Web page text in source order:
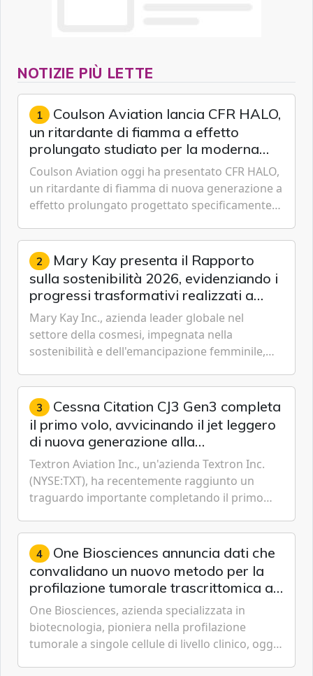
NOTIZIE PIÙ LETTE
1 Coulson Aviation lancia CFR HALO,
un ritardante di fiamma a effetto
prolungato studiato per la moderna
lotta aerea contro gli incendi
Coulson Aviation oggi ha presentato CFR HALO,
un ritardante di fiamma di nuova generazione a
effetto prolungato progettato specificamente
missioni an...
2 Mary Kay presenta il Rapporto
sulla sostenibilità 2026, evidenziando i
progressi trasformativi realizzati a
livello globale nelle sfere sociale,
economica e ambientale
Mary Kay Inc., azienda leader globale nel
settore della cosmesi, impegnata nella
sostenibilità e dell'emancipazione femminile,
sostenibilità 2026, una panora...
3 Cessna Citation CJ3 Gen3 completa
il primo volo, avvicinando il jet leggero
di nuova generazione alla
certificazione
Textron Aviation Inc., un'azienda Textron Inc.
(NYSE:TXT), ha recentemente raggiunto un
traguardo importante completando il primo
Gen3, avvicinando i...
4 One Biosciences annuncia dati che
convalidano un nuovo metodo per la
profilazione tumorale trascrittomica a
singole cellule da campioni istologici
One Biosciences, azienda specializzata in
biotecnologia, pioniera nella profilazione
tumorale a singole cellule di livello clinico, oggi